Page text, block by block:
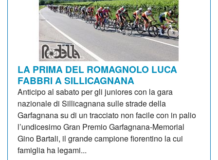
LA PRIMA DEL ROMAGNOLO LUCA
FABBRI A SILLICAGNANA
Anticipo al sabato per gli juniores con la gara
nazionale di Sillicagnana sulle strade della
Garfagnana su di un tracciato non facile con in palio
l’undicesimo Gran Premio Garfagnana-Memorial
Gino Bartali, il grande campione fiorentino la cui
famiglia ha legami...